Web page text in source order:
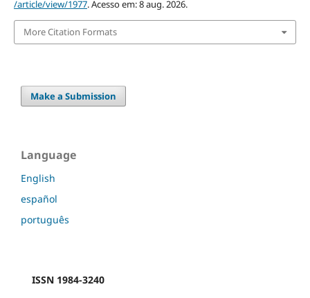
/article/view/1977. Acesso em: 8 aug. 2026.
More Citation Formats
Make a Submission
Language
English
español
português
ISSN 1984-3240